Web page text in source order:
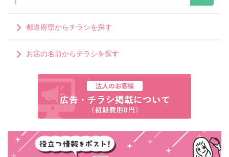
都道府県からチラシを探す
お店の名前からチラシを探す